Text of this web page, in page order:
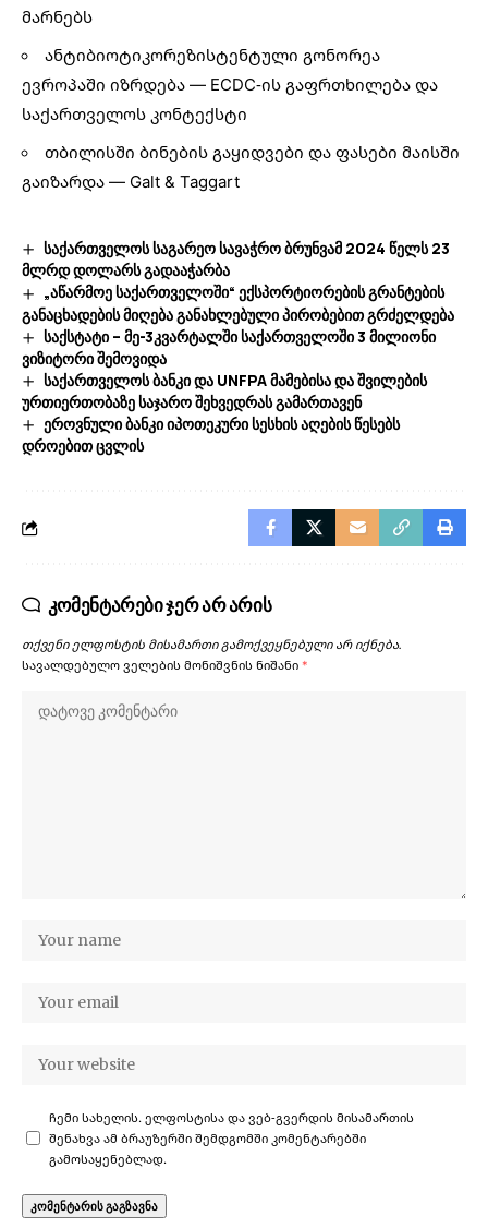
მარნებს
ანტიბიოტიკორეზისტენტული გონორეა
ევროპაში იზრდება — ECDC-ის გაფრთხილება და
საქართველოს კონტექსტი
თბილისში ბინების გაყიდვები და ფასები მაისში
გაიზარდა — Galt & Taggart
საქართველოს საგარეო სავაჭრო ბრუნვამ 2024 წელს 23
მლრდ დოლარს გადააჭარბა
„აწარმოე საქართველოში“ ექსპორტიორების გრანტების
განაცხადების მიღება განახლებული პირობებით გრძელდება
საქსტატი – მე-3კვარტალში საქართველოში 3 მილიონი
ვიზიტორი შემოვიდა
საქართველოს ბანკი და UNFPA მამებისა და შვილების
ურთიერთობაზე საჯარო შეხვედრას გამართავენ
ეროვნული ბანკი იპოთეკური სესხის აღების წესებს
დროებით ცვლის
კომენტარები ჯერ არ არის
თქვენი ელფოსტის მისამართი გამოქვეყნებული არ იქნება.
სავალდებულო ველების მონიშვნის ნიშანი *
ჩემი სახელის. ელფოსტისა და ვებ-გვერდის მისამართის
შენახვა ამ ბრაუზერში შემდგომში კომენტარებში
გამოსაყენებლად.